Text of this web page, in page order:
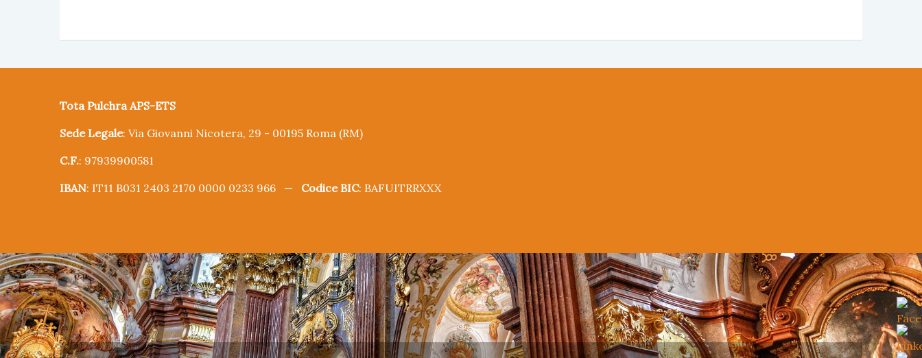
Tota Pulchra APS-ETS
Sede Legale: Via Giovanni Nicotera, 29 - 00195 Roma (RM)
C.F.: 97939900581
IBAN: IT11 B031 2403 2170 0000 0233 966 — Codice BIC: BAFUITRRXXX